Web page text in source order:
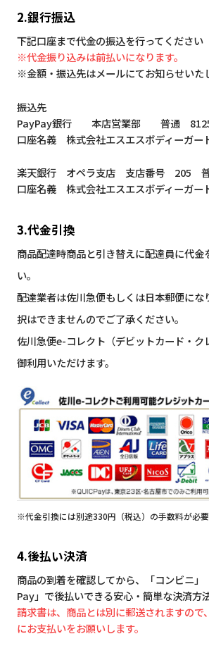
2.銀行振込
下記口座まで代金の振込を行ってください
※代金振り込みは前払いになります。
※金額・振込先はメールにてお知らせいた
振込先
PayPay銀行 本店営業部 普通
口座名義 株式会社エスエスボディーガ
楽天銀行 オペラ支店 支店番号 205
口座名義 株式会社エスエスボディーガ
3.代金引換
商品配達時商品と引き替えに配達員に代金
い。
配達業者は佐川急便もしくは日本郵便にな
択はできませんのでご了承ください。
佐川急便e-コレクト（デビットカード・ク
御利用いただけます。
※代金引換には別途330円（税込）の手数料が必
4.後払い決済
商品の到着を確認してから、「コンビニ」
Pay」で後払いできる安心・簡単な決済方法
請求書は、商品とは別に郵送されますので
にお支払いをお願いします。